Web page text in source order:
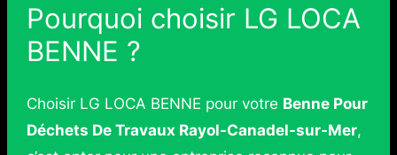
Pourquoi choisir LG LOCA
BENNE ?
Choisir LG LOCA BENNE pour votre Benne Pour
Déchets De Travaux Rayol-Canadel-sur-Mer,